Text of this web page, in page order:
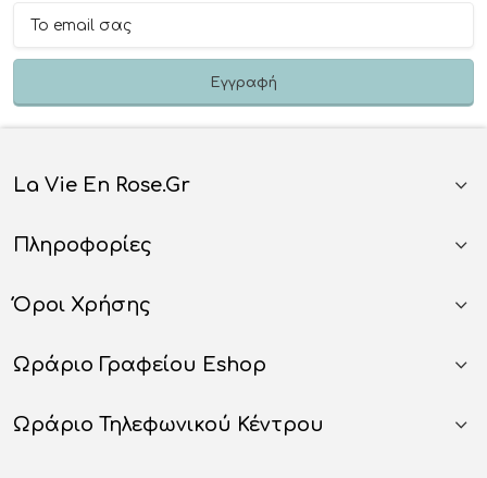
La Vie En Rose.gr
Πληροφορίες
Όροι Χρήσης
Ωράριο Γραφείου Eshop
Ωράριο Τηλεφωνικού Κέντρου